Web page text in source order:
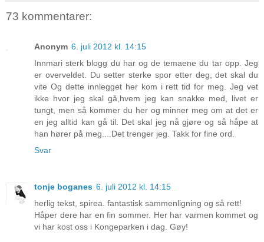
73 kommentarer:
Anonym 6. juli 2012 kl. 14:15
Innmari sterk blogg du har og de temaene du tar opp. Jeg
er overveldet. Du setter sterke spor etter deg, det skal du
vite Og dette innlegget her kom i rett tid for meg. Jeg vet
ikke hvor jeg skal gå,hvem jeg kan snakke med, livet er
tungt, men så kommer du her og minner meg om at det er
en jeg alltid kan gå til. Det skal jeg nå gjøre og så håpe at
han hører på meg....Det trenger jeg. Takk for fine ord.
Svar
tonje boganes 6. juli 2012 kl. 14:15
herlig tekst, spirea. fantastisk sammenligning og så rett!
Håper dere har en fin sommer. Her har varmen kommet og
vi har kost oss i Kongeparken i dag. Gøy!